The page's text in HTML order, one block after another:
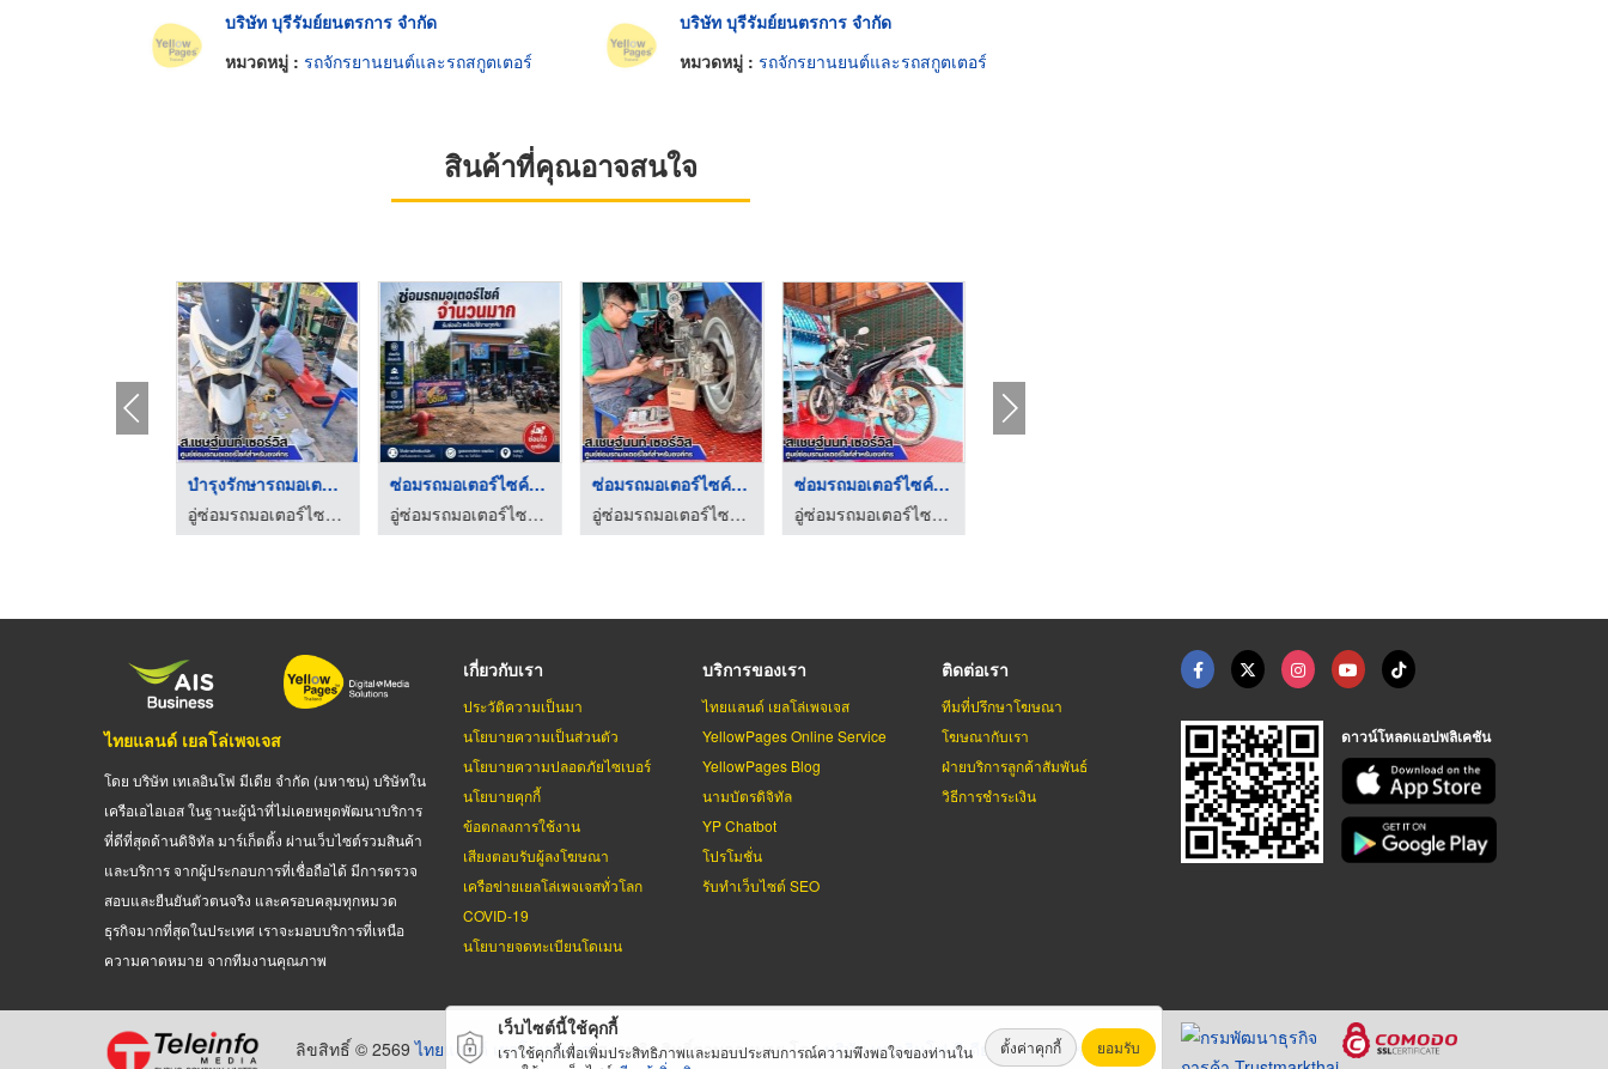
บริษัท บุรีรัมย์ยนตรการ จำกัด
หมวดหมู่ : รถจักรยานยนต์และรถสกูตเตอร์
บริษัท บุรีรัมย์ยนตรการ จำกัด
หมวดหมู่ : รถจักรยานยนต์และรถสกูตเตอร์
สินค้าที่คุณอาจสนใจ
อู่ซ่อมมอเตอร์ไซค์ น ...
อู่ซ่อมรถมอเตอร์ไซค์สำหรับบริษัท - ส.เชษฐ์นนท์ เซอร์วิส
รับดูแลรถมอเตอร์ไซค์ ...
อู่ซ่อมรถมอเตอร์ไซค์สำหรับบริษัท - ส.เชษฐ์นนท์ เซอร์วิส
รับซ่อมรถมอเตอร์ไซค์ ...
อู่ซ่อมรถมอเตอร์ไซค์สำหรับบริษัท - ส.เชษฐ์นนท์ เซอร์วิส
บำรุงรักษารถมอเตอร์ไ ...
อู่ซ่อมรถมอเตอร์ไซค์สำหรับบริษัท - ส.เชษฐ์นนท์ เซอร์วิส
ไทยแลนด์ เยลโล่เพจเจส
โดย บริษัท เทเลอินโฟ มีเดีย จำกัด (มหาชน) บริษัทใน
เครือเอไอเอส ในฐานะผู้นำที่ไม่เคยหยุดพัฒนาบริการ
ที่ดีที่สุดด้านดิจิทัล มาร์เก็ตติ้ง ผ่านเว็บไซต์รวมสินค้า
และบริการ จากผู้ประกอบการที่เชื่อถือได้ มีการตรวจ
สอบและยืนยันตัวตนจริง และครอบคลุมทุกหมวด
ธุรกิจมากที่สุดในประเทศ เราจะมอบบริการที่เหนือ
ความคาดหมาย จากทีมงานคุณภาพ
เกี่ยวกับเรา
ประวัติความเป็นมา
นโยบายความเป็นส่วนตัว
นโยบายความปลอดภัยไซเบอร์
นโยบายคุกกี้
ข้อตกลงการใช้งาน
เสียงตอบรับผู้ลงโฆษณา
เครือข่ายเยลโล่เพจเจสทั่วโลก
COVID-19
นโยบายจดทะเบียนโดเมน
บริการของเรา
ไทยแลนด์ เยลโล่เพจเจส
YellowPages Online Service
YellowPages Blog
นามบัตรดิจิทัล
YP Chatbot
โปรโมชั่น
รับทำเว็บไซต์ SEO
ติดต่อเรา
ทีมที่ปรึกษาโฆษณา
โฆษณากับเรา
ฝ่ายบริการลูกค้าสัมพันธ์
วิธีการชำระเงิน
ดาวน์โหลดแอปพลิเคชัน
ลิขสิทธิ์ © 2569ไทยแลนด์ เยลโล่เพจเจสสงวนลิขสิทธิ์ตามกฏหมาย โดยบริษัท เทเลอินโฟ มีเดีย จำกัด (มหาชน)
เว็บไซต์นี้ใช้คุกกี้
เราใช้คุกกี้เพื่อเพิ่มประสิทธิภาพและมอบประสบการณ์ความพึงพอใจของท่านใน
ตั้งค่าคุกกี้ ยอมรับ